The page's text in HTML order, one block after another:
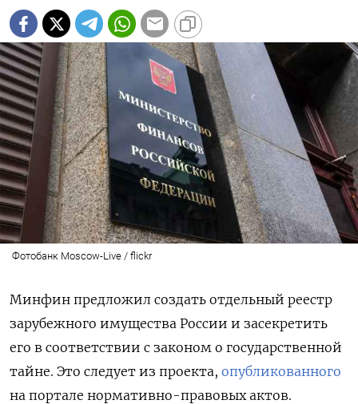
Фотобанк Moscow-Live / flickr
Минфин предложил создать отдельный реестр
зарубежного имущества России и засекретить
его в соответствии с законом о государственной
тайне. Это следует из проекта, опубликованного
на портале нормативно-правовых актов.